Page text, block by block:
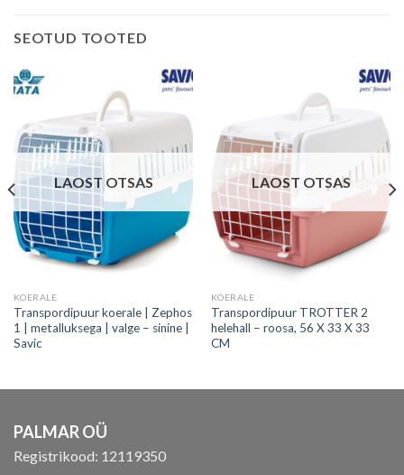
SEOTUD TOOTED
LAOST OTSAS
KOERALE
Transpordipuur koerale | Zephos
1 | metalluksega | valge – sinine |
Savic
LAOST OTSAS
KOERALE
Transpordipuur TROTTER 2
helehall – roosa, 56 X 33 X 33
CM
PALMAR OÜ
Registrikood: 12119350